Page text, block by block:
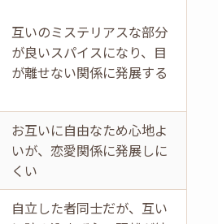
互いのミステリアスな部分
が良いスパイスになり、目
が離せない関係に発展する
お互いに自由なため心地よ
いが、恋愛関係に発展しに
くい
自立した者同士だが、互い